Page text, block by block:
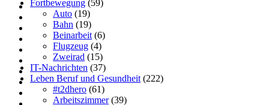
Fortbewegung (59)
Auto (19)
Bahn (19)
Beinarbeit (6)
Flugzeug (4)
Zweirad (15)
IT-Nachrichten (37)
Leben Beruf und Gesundheit (222)
#t2dhero (61)
Arbeitszimmer(39)